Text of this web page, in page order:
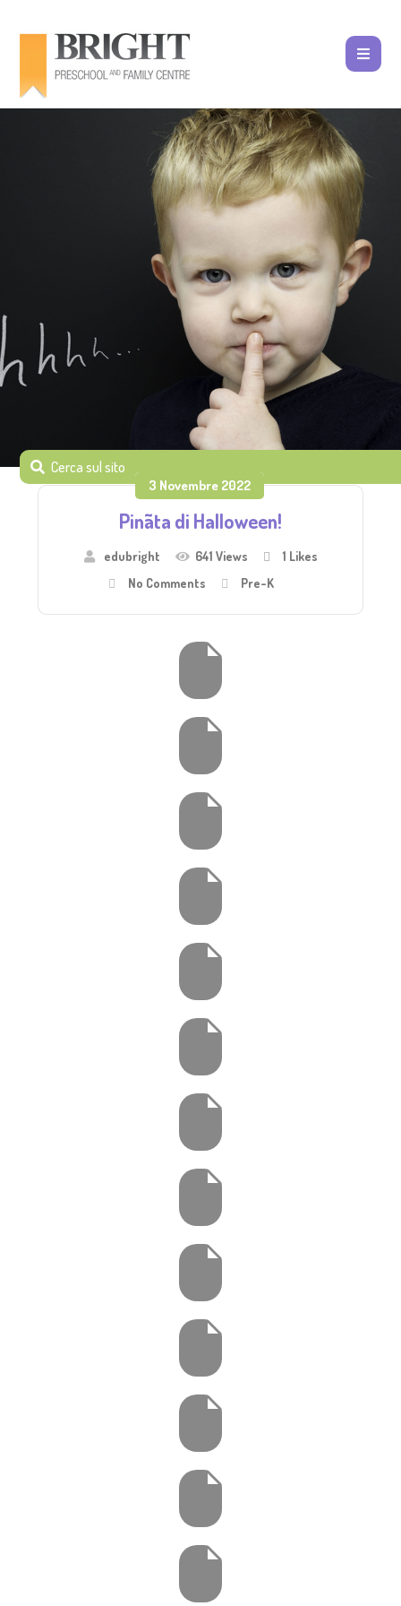
3 Novembre 2022
Pinãta di Halloween!
edubright 641 Views 1 Likes
No Comments
Pre-K